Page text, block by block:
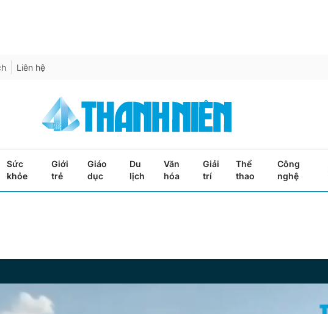
Liên hệ
Sức
khỏe
Giới
trẻ
Giáo
dục
Du
lịch
Văn
hóa
Giải
trí
Thể
thao
Công
nghệ